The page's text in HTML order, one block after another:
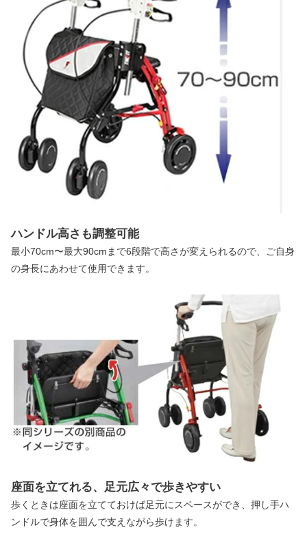
ハンドル高さも調整可能
最小70cm〜最大90cmまで6段階で高さが変えられるので、ご自身
の身長にあわせて使用できます。
座面を立てれる、足元広々で歩きやすい
歩くときは座面を立てておけば足元にスペースができ、押し手ハ
ンドルで身体を囲んで支えながら歩けます。